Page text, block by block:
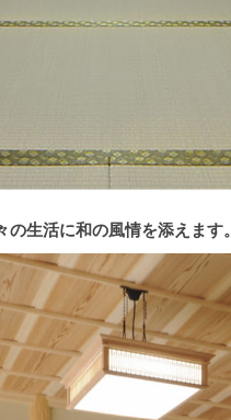
生活に和の風情を添えます。